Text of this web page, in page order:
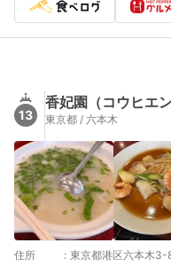
13
香妃園（コウヒエン
東京都 / 六本木
住所 : 東京都港区六本木